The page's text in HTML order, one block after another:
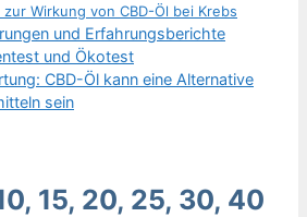
zur Wirkung von CBD-Öl bei Krebs
und Erfahrungsberichte
und Ökotest
CBD-Öl kann eine Alternative
sein
15, 20, 25, 30, 40